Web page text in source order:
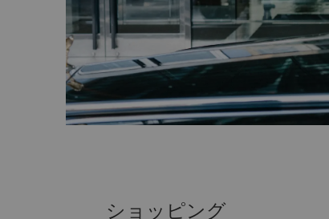
ショッピング